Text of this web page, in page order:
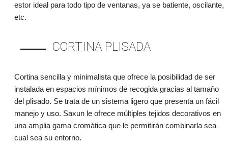
estor ideal para todo tipo de ventanas, ya se batiente, oscilante,
etc.
CORTINA PLISADA
Cortina sencilla y minimalista que ofrece la posibilidad de ser
instalada en espacios mínimos de recogida gracias al tamaño
del plisado. Se trata de un sistema ligero que presenta un fácil
manejo y uso. Saxun le ofrece múltiples tejidos decorativos en
una amplia gama cromática que le permitirán combinarla sea
cual sea su entorno.